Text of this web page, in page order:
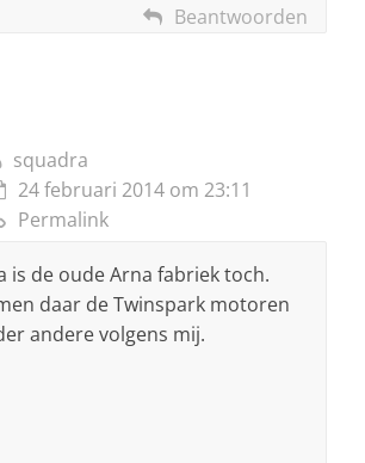
Beantwoorden
squadra
24 februari 2014 om 23:11
Permalink
is de oude Arna fabriek toch.
daar de Twinspark motoren
andere volgens mij.